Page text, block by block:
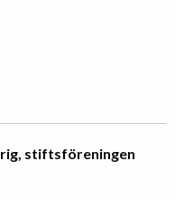
stiftsföreningen